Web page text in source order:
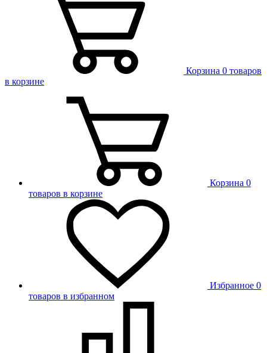
Корзина 0 товаров
в корзине
Корзина 0
товаров в корзине
Избранное 0
товаров в избранном